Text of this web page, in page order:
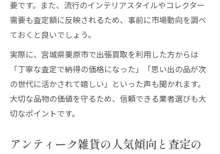
要です。また、流行のインテリアスタイルやコレクター
需要も査定額に反映されるため、事前に市場動向を調べ
ておくと良いでしょう。
実際に、宮城県栗原市で出張買取を利用した方からは
「丁寧な査定で納得の価格になった」「思い出の品が次
の世代に活かされて嬉しい」といった声も聞かれます。
大切な品物の価値を守るため、信頼できる業者選びも大
切なポイントです。
アンティーク雑貨の人気傾向と査定の